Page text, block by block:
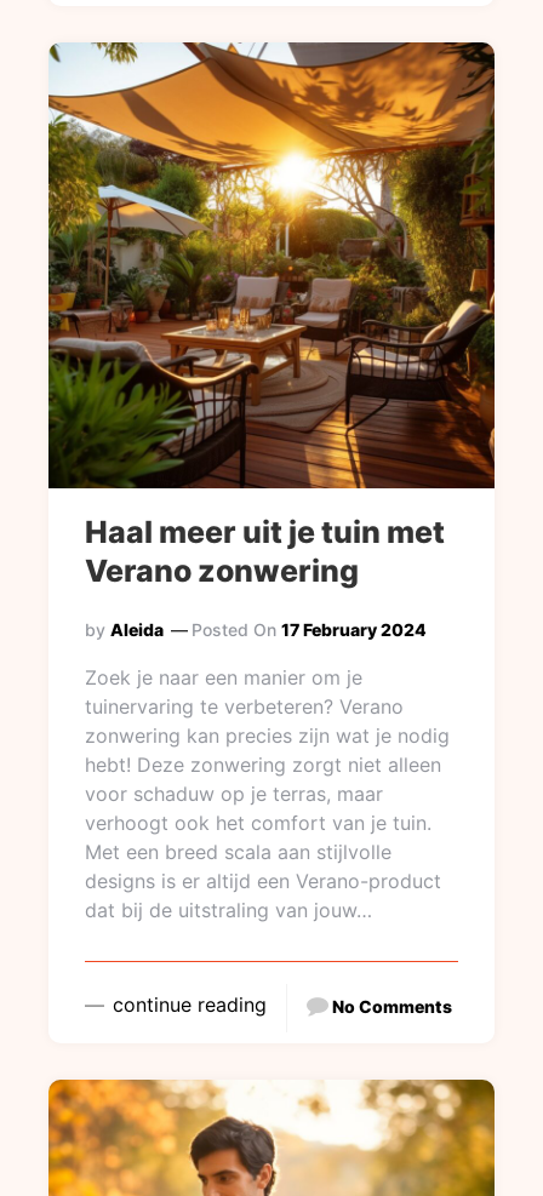
Haal meer uit je tuin met
Verano zonwering
by Aleida Posted On 17 February 2024
Zoek je naar een manier om je
tuinervaring te verbeteren? Verano
zonwering kan precies zijn wat je nodig
hebt! Deze zonwering zorgt niet alleen
voor schaduw op je terras, maar
verhoogt ook het comfort van je tuin.
Met een breed scala aan stijlvolle
designs is er altijd een Verano-product
dat bij de uitstraling van jouw…
continue reading No Comments